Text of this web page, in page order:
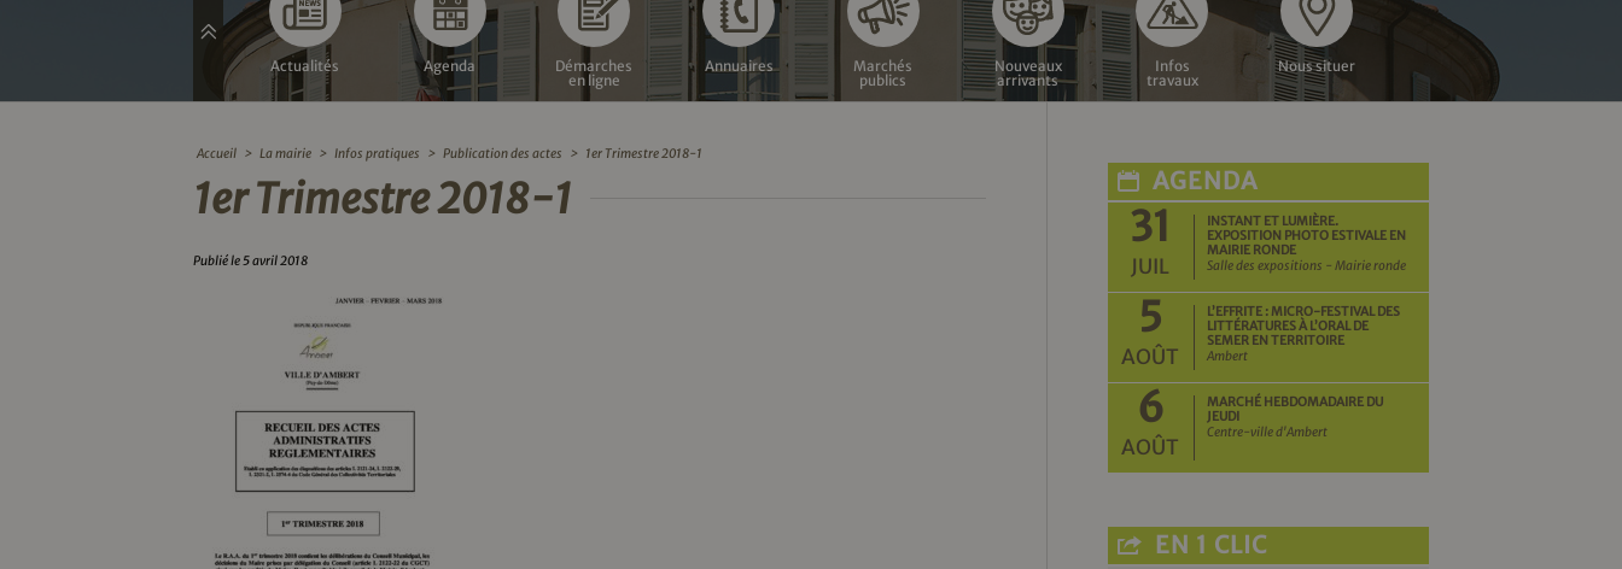
Actualités Agenda
Démarches
en ligne
Annuaires
Marchés
publics
Nouveaux
arrivants
Infos
travaux
Nous situer
Accueil > La mairie > Infos pratiques > Publication des actes > 1er Trimestre 2018-1
1er Trimestre 2018-1
Publié le 5 avril 2018
AGENDA
31
JUIL
INSTANT ET LUMIÈRE.
EXPOSITION PHOTO ESTIVALE EN
MAIRIE RONDE
Salle des expositions - Mairie ronde
5
AOÛT
L’EFFRITE : MICRO-FESTIVAL DES
LITTÉRATURES À L’ORAL DE
SEMER EN TERRITOIRE
Ambert
6
AOÛT
MARCHÉ HEBDOMADAIRE DU
JEUDI
Centre-ville d'Ambert
EN 1 CLIC